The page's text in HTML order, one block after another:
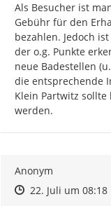
Als Besucher ist
Gebühr für den
bezahlen. Jedoch
der o.g. Punkte
neue Badestellen
die entsprechende
Klein Partwitz
werden.
Anonym
Zeitpunkt des
Zeitpunkt des
22. Juli um 08:18